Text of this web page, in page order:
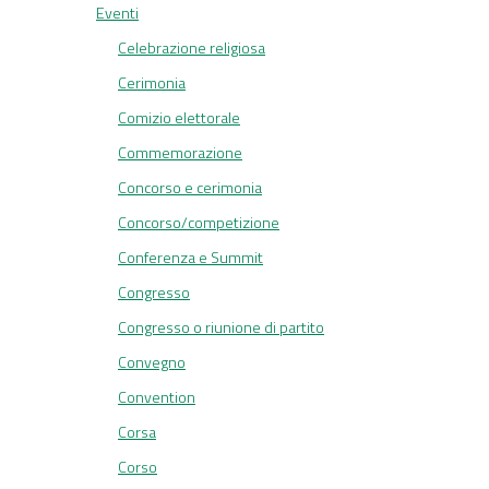
Eventi
Celebrazione religiosa
Cerimonia
Comizio elettorale
Commemorazione
Concorso e cerimonia
Concorso/competizione
Conferenza e Summit
Congresso
Congresso o riunione di partito
Convegno
Convention
Corsa
Corso